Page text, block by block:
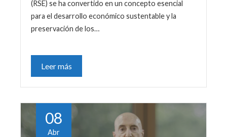
(RSE) se ha convertido en un concepto esencial
para el desarrollo económico sustentable y la
preservación de los…
Leer más
08
Abr